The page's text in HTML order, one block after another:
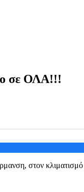
σε ΟΛΑ!!!
στον